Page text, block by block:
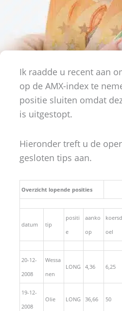
Ik raadde u recent aan
op de AMX-index te
positie sluiten omdat
is uitgestopt.
Hieronder treft u de
gesloten tips aan.
Overzicht lopende posities
datum tip
positi
e
aanko
op
koersd
oel
20-12-
2008
Wessa
nen
LONG 4,36 6,25
19-12-
2008
Olie LONG 36,66 50